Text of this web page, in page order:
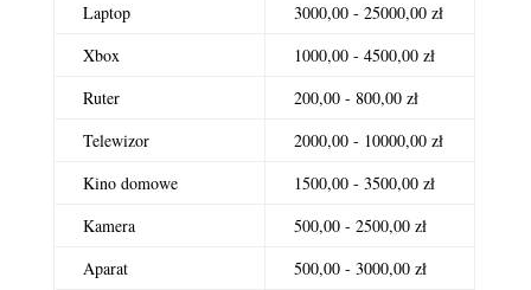
Laptop
3000,00 - 25000,00 zł
Xbox
1000,00 - 4500,00 zł
Ruter
200,00 - 800,00 zł
Telewizor
2000,00 - 10000,00 zł
Kino domowe
1500,00 - 3500,00 zł
Kamera
500,00 - 2500,00 zł
Aparat
500,00 - 3000,00 zł